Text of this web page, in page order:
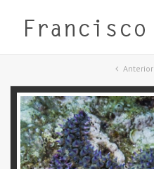
Anterior